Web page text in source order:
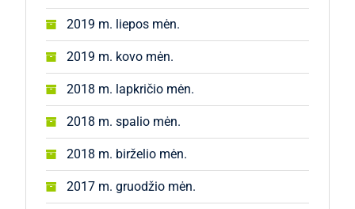
2019 m. liepos mėn.
2019 m. kovo mėn.
2018 m. lapkričio mėn.
2018 m. spalio mėn.
2018 m. birželio mėn.
2017 m. gruodžio mėn.